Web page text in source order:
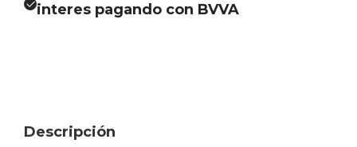
interes pagando con BVVA
Descripción